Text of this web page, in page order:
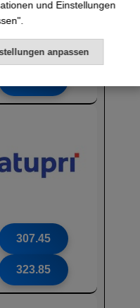
302.75
307.45
323.85
und Einstellungen
anpassen